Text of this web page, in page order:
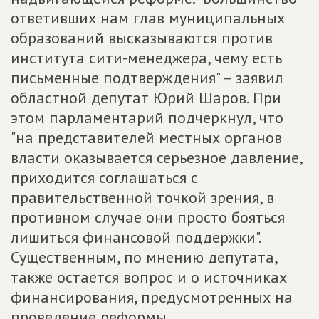
ответивших нам глав муниципальных
образований высказываются против
института сити-менеджера, чему есть
письменные подтверждения" – заявил
областной депутат Юрий Шаров. При
этом парламентарий подчеркнул, что
"на представителей местных органов
власти оказывается серьезное давление,
приходится соглашаться с
правительственной точкой зрения, в
противном случае они просто бояться
лишиться финансовой поддержки".
Существенным, по мнению депутата,
также остается вопрос и о источниках
финансирования, предусмотренных на